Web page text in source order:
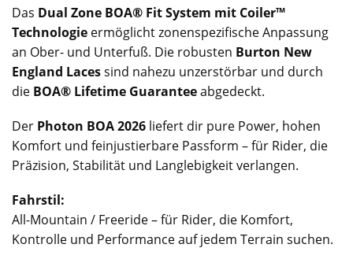
Das Dual Zone BOA® Fit System mit Coiler™
Technologie ermöglicht zonenspezifische Anpassung
an Ober- und Unterfuß. Die robusten Burton New
England Lacessind nahezu unzerstörbar und durch
die BOA® Lifetime Guaranteeabgedeckt.
Der Photon BOA 2026 liefert dir pure Power, hohen
Komfort und feinjustierbare Passform – für Rider, die
Präzision, Stabilität und Langlebigkeit verlangen.
Fahrstil:
All-Mountain / Freeride – für Rider, die Komfort,
Kontrolle und Performance auf jedem Terrain suchen.